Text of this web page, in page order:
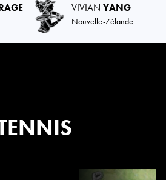
VIVIAN YANG
Nouvelle-Zélande